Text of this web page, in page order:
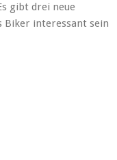
gibt drei neue
Biker interessant sein